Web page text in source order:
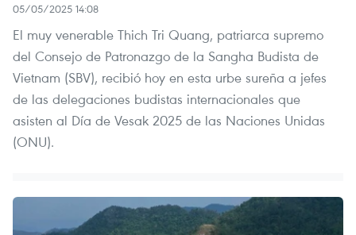
05/05/2025 14:08
El muy venerable Thich Tri Quang, patriarca supremo
del Consejo de Patronazgo de la Sangha Budista de
Vietnam (SBV), recibió hoy en esta urbe sureña a jefes
de las delegaciones budistas internacionales que
asisten al Día de Vesak 2025 de las Naciones Unidas
(ONU).